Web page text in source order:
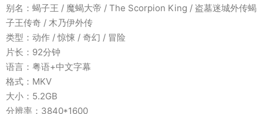
别名：蝎子王 / 魔蝎大帝 / The Scorpion King / 盗墓迷城外传蝎
子王传奇 / 木乃伊外传
类型：动作 / 惊悚 / 奇幻 / 冒险
片长：92分钟
语言：粤语+中文字幕
格式：MKV
大小：5.2GB
分辨率：3840*1600